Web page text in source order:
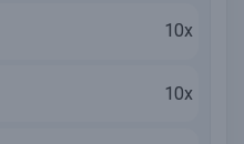
10x
10x